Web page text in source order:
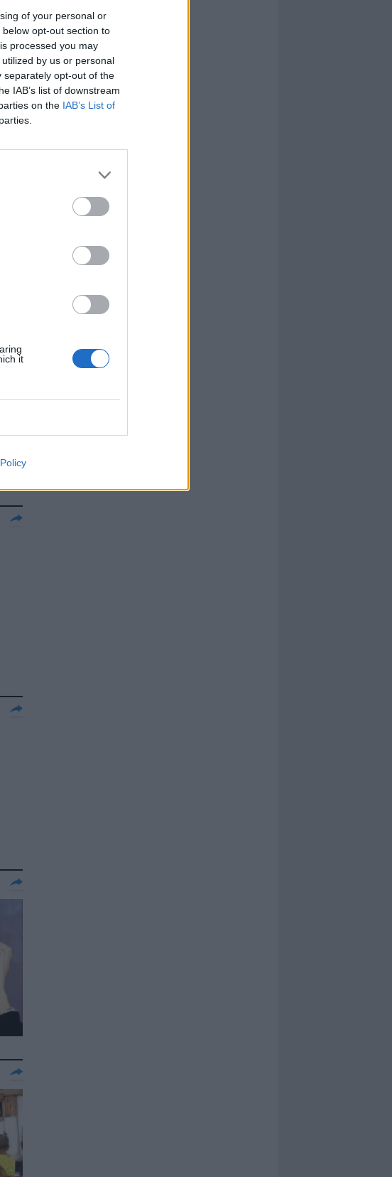
of your personal or
opt-out section to
processed you may
by us or personal
separately opt-out of the
IAB’s list of downstream
on the IAB’s List of
it